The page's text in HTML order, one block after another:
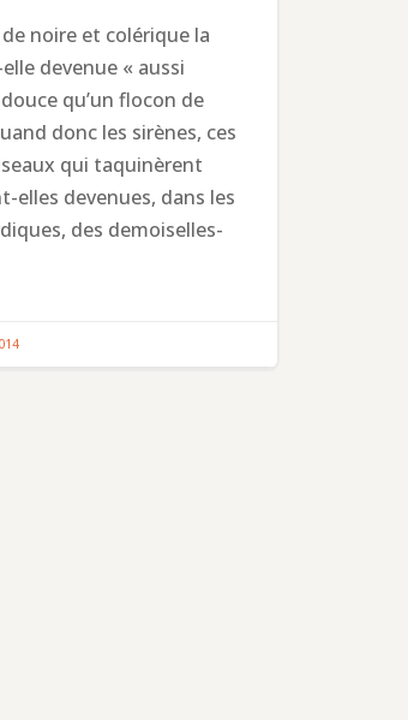
noire et colérique la
devenue « aussi
qu’un flocon de
donc les sirènes, ces
qui taquinèrent
elles devenues, dans les
des demoiselles-